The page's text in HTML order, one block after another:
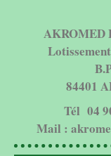
AKROMED
84401
Tél 04
Mail :